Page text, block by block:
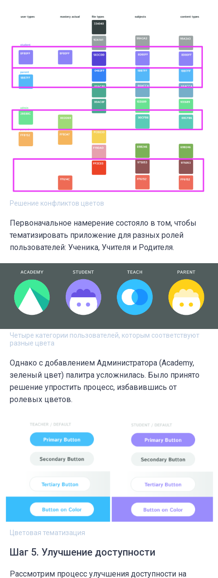
Решение конфликтов цветов
Первоначальное намерение состояло в том, чтобы
тематизировать приложение для разных ролей
пользователей: Ученика, Учителя и Родителя.
Четыре категории пользователей, которым соответствуют
разные цвета
Однако с добавлением Администратора (Academy,
зеленый цвет) палитра усложнилась. Было принято
решение упростить процесс, избавившись от
ролевых цветов.
Цветовая тематизация
Шаг 5. Улучшение доступности
Рассмотрим процесс улучшения доступности на